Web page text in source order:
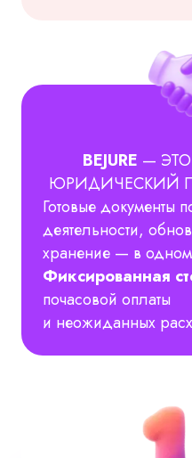
BEJURE —
ЮРИДИЧЕСКИЙ
Готовые документы
деятельности,
хранение — в
Фиксированная
почасовой оплаты
и неожиданных